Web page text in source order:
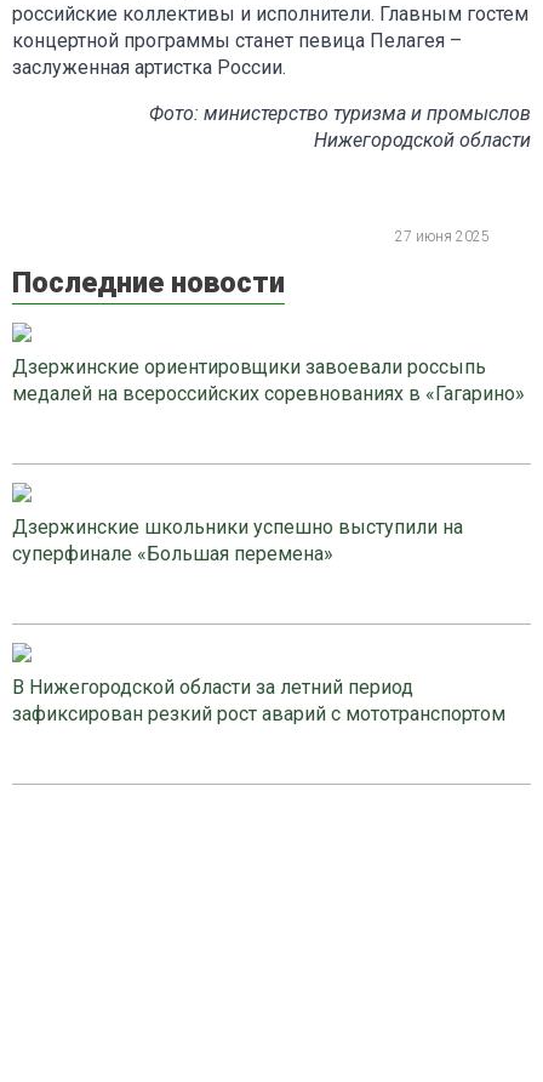
российские коллективы и исполнители. Главным гостем
концертной программы станет певица Пелагея –
заслуженная артистка России.
Фото: министерство туризма и промыслов
Нижегородской области
27 июня 2025
Последние новости
Дзержинские ориентировщики завоевали россыпь
медалей на всероссийских соревнованиях в «Гагарино»
Дзержинские школьники успешно выступили на
суперфинале «Большая перемена»
В Нижегородской области за летний период
зафиксирован резкий рост аварий с мототранспортом